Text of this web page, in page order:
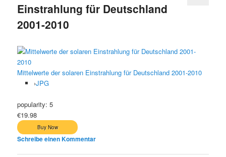
Einstrahlung für Deutschland
2001-2010
Mittelwerte der solaren Einstrahlung für Deutschland 2001-2010
›JPG
popularity:5
€19.98
Schreibe einen Kommentar